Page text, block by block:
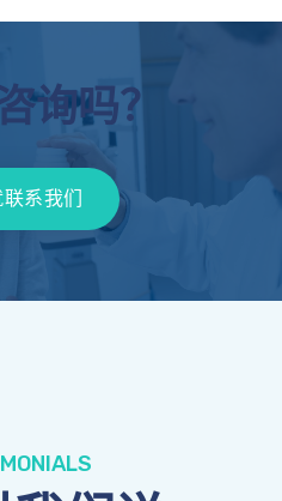
询吗？
系我们